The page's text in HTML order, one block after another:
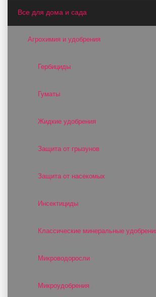
Все для дома и сада
Агрохимия и удобрения
Гербициды
Гуматы
Жидкие удобрения
Защита от грызунов
Защита от насекомых
Инсектициды
Классические минеральные
Микроводоросли
Микроудобрения